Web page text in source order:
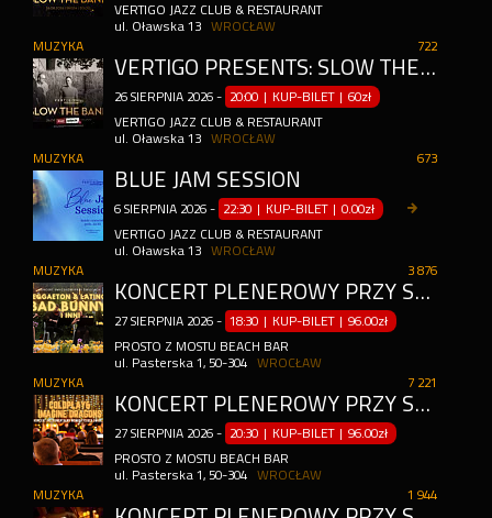
VERTIGO JAZZ CLUB & RESTAURANT
ul. Oławska 13
WROCŁAW
722
MUZYKA
VERTIGO PRESENTS: SLOW THE BAND
26 SIERPNIA 2026 - 20:00 | KUP-BILET |60zł
VERTIGO JAZZ CLUB & RESTAURANT
ul. Oławska 13
WROCŁAW
673
MUZYKA
BLUE JAM SESSION
6 SIERPNIA 2026 - 22:30 | KUP-BILET |0.00zł
VERTIGO JAZZ CLUB & RESTAURANT
ul. Oławska 13
WROCŁAW
3 876
MUZYKA
KONCERT PLENEROWY PRZY ŚWIECACH: REGGAETON & LATINO: BAD BUNNY I INNI
27 SIERPNIA 2026 - 18:30 | KUP-BILET |96.00zł
PROSTO Z MOSTU BEACH BAR
ul. Pasterska 1, 50-304
WROCŁAW
7 221
MUZYKA
KONCERT PLENEROWY PRZY ŚWIECACH: COLDPLAY & IMAGINE DRAGONS
27 SIERPNIA 2026 - 20:30 | KUP-BILET |96.00zł
PROSTO Z MOSTU BEACH BAR
ul. Pasterska 1, 50-304
WROCŁAW
1 944
MUZYKA